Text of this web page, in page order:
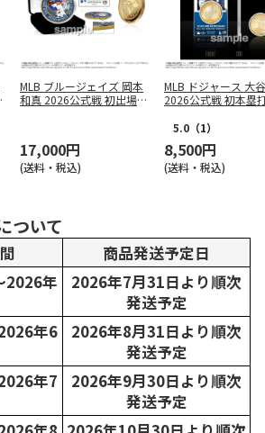
MLB ブルージェイズ 岡本
和真 2026公式戦 初出場＆
17,000円
(送料・税込)
MLB ドジャース 大
2026公式戦 初本塁
付）
5.0 （1）
8,500円
(送料・税込)
ついて
商品発送予定日
2026年
2026年7月31日より順次
発送予定
年6
2026年8月31日より順次
発送予定
年7
2026年9月30日より順次
発送予定